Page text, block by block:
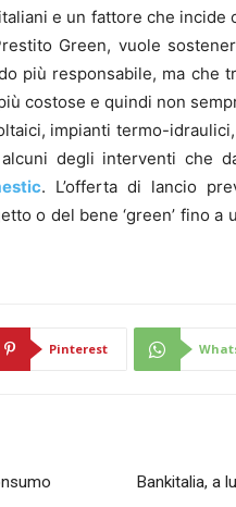
e un fattore che incide
Green, vuole
più responsabile, ma che
costose e quindi non
impianti termo-
degli interventi che
. L’offerta di lancio
o del bene ‘green’ fino a
Pinterest
Bankitalia, a